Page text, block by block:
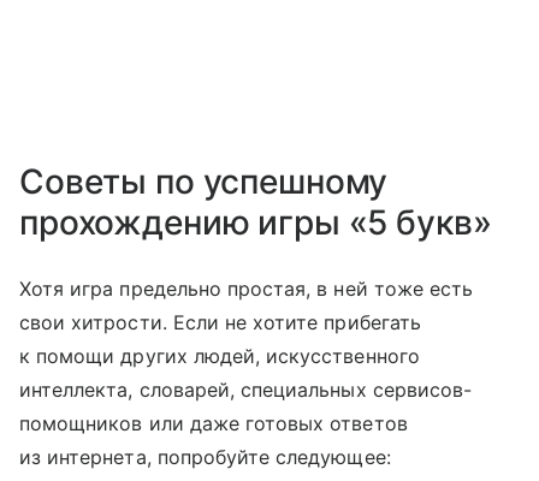
Советы по успешному
прохождению игры «5 букв»
Хотя игра предельно простая, в ней тоже есть
свои хитрости. Если не хотите прибегать
к помощи других людей, искусственного
интеллекта, словарей, специальных сервисов-
помощников или даже готовых ответов
из интернета, попробуйте следующее: